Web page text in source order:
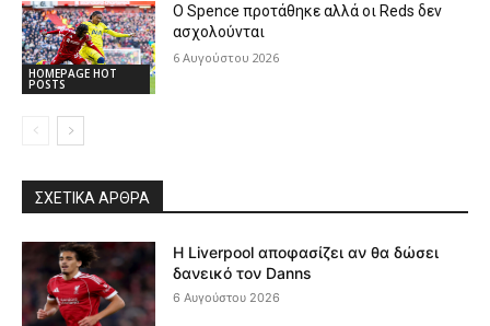
HOMEPAGE HOT
POSTS
Ο Spence προτάθηκε αλλά οι Reds δεν
ασχολούνται
6 Αυγούστου 2026
ΣΧΕΤΙΚΆ ΆΡΘΡΑ
Η Liverpool αποφασίζει αν θα δώσει
δανεικό τον Danns
6 Αυγούστου 2026